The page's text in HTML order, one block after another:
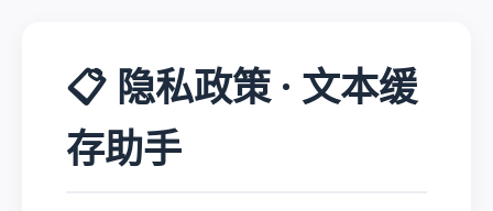
📋 隐私政策 · 文本缓
存助手